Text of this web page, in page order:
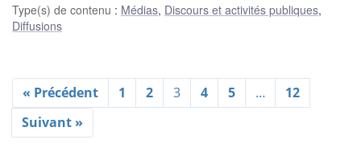
Type(s) de contenu : Médias, Discours et activités publiques,
Diffusions
« Précédent 1 2 3 4 5 …
12
Suivant »